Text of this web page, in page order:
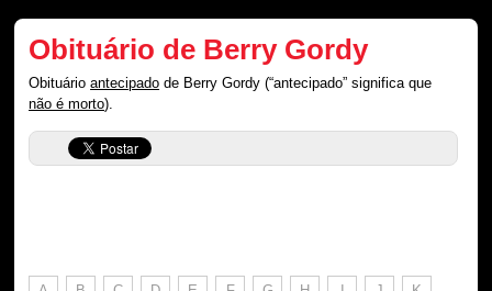
Obituário de Berry Gordy
Obituárioantecipado de Berry Gordy (“antecipado” significa que
não é morto).